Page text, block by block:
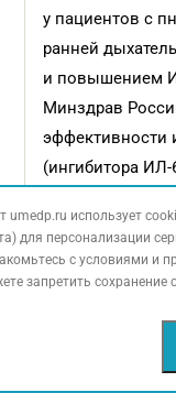
у пациентов с
ранней
и повышением
Минздрав
эффективности
(ингибитора ИЛ-
В последнем
рекомендаций
umedp.ru использует
для персонализации
с условиями и
запретить сохранение